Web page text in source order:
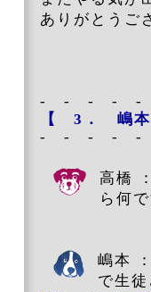
ありがとうご
- - - -
【
3． 嶋
- - - -
高橋
ら何
嶋本
で生